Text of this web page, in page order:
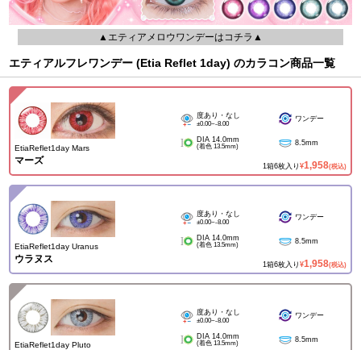
▲エティアメロウワンデーはコチラ▲
エティアルフレワンデー (Etia Reflet 1day) のカラコン商品一覧
EtiaReflet1day Mars
マーズ
度あり・なし
±0.00~-8.00
ワンデー
DIA 14.0mm
(着色 13.5mm) 8.5mm
1箱6枚入り ¥1,958(税込)
EtiaReflet1day Uranus
ウラヌス
度あり・なし
±0.00~-8.00
ワンデー
DIA 14.0mm
(着色 13.5mm) 8.5mm
1箱6枚入り ¥1,958(税込)
EtiaReflet1day Pluto
度あり・なし
±0.00~-8.00
ワンデー
DIA 14.0mm
(着色 13.5mm) 8.5mm